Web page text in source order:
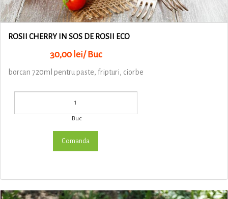
ROSII CHERRY IN SOS DE ROSII ECO
30,00 lei/ Buc
borcan 720ml pentru paste, fripturi, ciorbe
Buc